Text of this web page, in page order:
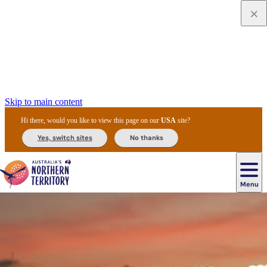
Skip to main content
Hi there, would you like to view this page on ourUSA site?
Yes, switch sites No thanks
Menu